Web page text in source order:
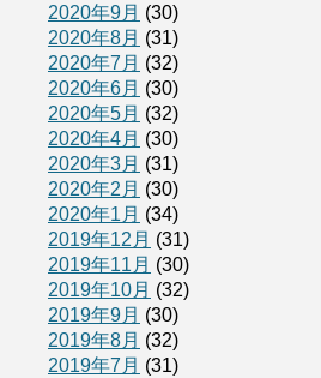
2020年9月 (30)
2020年8月 (31)
2020年7月 (32)
2020年6月 (30)
2020年5月 (32)
2020年4月 (30)
2020年3月 (31)
2020年2月 (30)
2020年1月 (34)
2019年12月 (31)
2019年11月 (30)
2019年10月 (32)
2019年9月 (30)
2019年8月 (32)
2019年7月 (31)